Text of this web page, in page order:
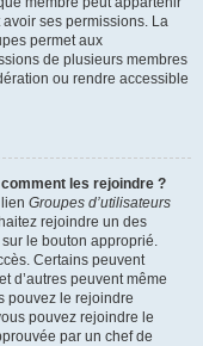
ses permissions. La
permet aux
de plusieurs membres
ou rendre accessible
les rejoindre ?
Groupes d’utilisateurs
rejoindre un des
le bouton approprié.
Certains peuvent
d’autres peuvent même
pouvez le rejoindre
pouvez rejoindre le
par un chef de